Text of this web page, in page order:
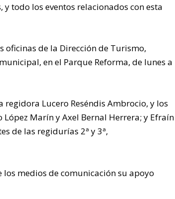
todo los eventos relacionados con esta
de la Dirección de Turismo,
en el Parque Reforma, de lunes a
Lucero Reséndis Ambrocio, y los
López Marín y Axel Bernal Herrera; y Efraín
de las regidurías 2ª y 3ª,
medios de comunicación su apoyo